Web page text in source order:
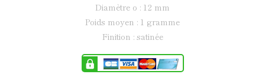
diamètre ø : 12 mm
poids moyen : 1 gramme
finition : satinée